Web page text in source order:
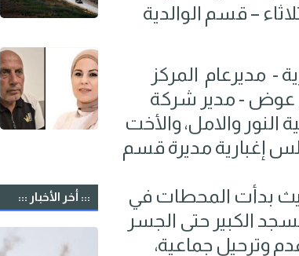
ديوان الثلاثاء – قسم الوالدية
- مديرعام المركز
عوض - مدير شركة
والامل، والأخت
إغبارية مديرة قسم
بدأت المحطات في
الكبير حتى الجسر
وترحيل جماعية،
::: أخر الأخبار :::